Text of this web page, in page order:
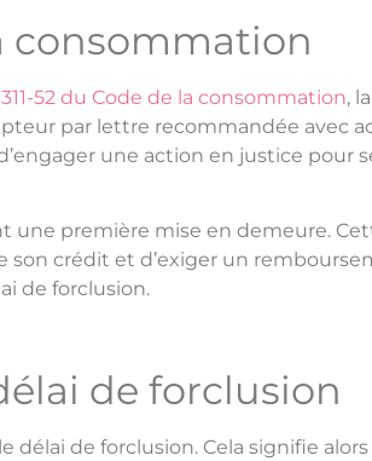
consommation
52 du Code de la consommation,
par lettre recommandée avec
une action en justice pour
une première mise en demeure.
son crédit et d’exiger un
de forclusion.
de forclusion
de forclusion. Cela signifie